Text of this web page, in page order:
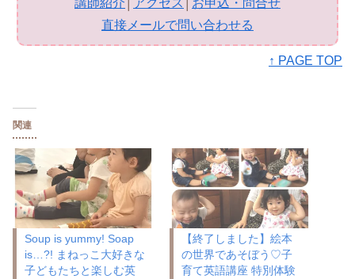
講師紹介 アクセス
お申込・問合せ
直接メールで問い合わせる
↑ PAGE TOP
関連
Soup is yummy! Soap
is…?! まねっこ大好きな
子どもたちと楽しむ英
【終了しました】絵本
の世界であそぼう♡子
育て英語講座 特別体験